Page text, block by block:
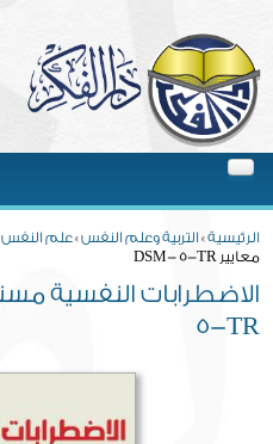
الرئيسية» التربية وعلم النفس»علم النفس
معايير DSM- 5-TR
5-TR